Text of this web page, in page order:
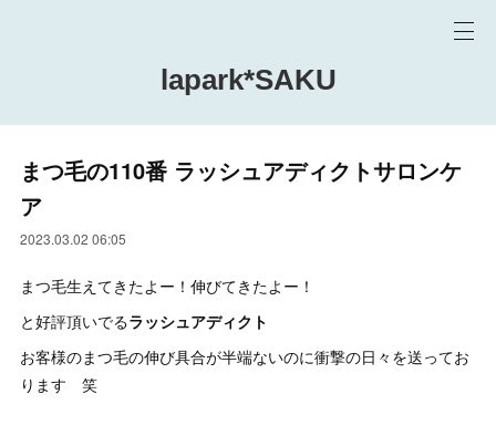
lapark*SAKU
まつ毛の110番 ラッシュアディクトサロンケ
ア
2023.03.02 06:05
まつ毛生えてきたよー！伸びてきたよー！
と好評頂いでるラッシュアディクト
お客様のまつ毛の伸び具合が半端ないのに衝撃の日々を送ってお
ります 笑